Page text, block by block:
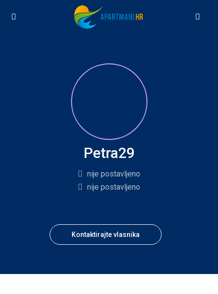
Petra29
nije postavljeno
nije postavljeno
Kontaktirajte vlasnika